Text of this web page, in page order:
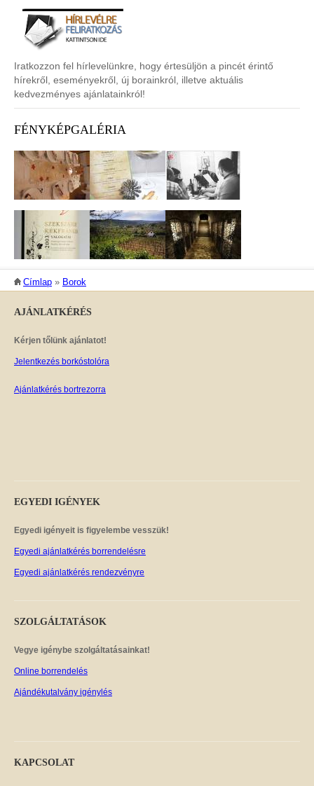
Iratkozzon fel hírlevelünkre, hogy értesüljön a pincét érintő
hírekről, eseményekről, új borainkról, illetve aktuális
kedvezményes ajánlatainkról!
FÉNYKÉPGALÉRIA
JELENLEGI HELY
Címlap » Borok
AJÁNLATKÉRÉS
Kérjen tőlünk ajánlatot!
Jelentkezés borkóstolóra
Ajánlatkérés bortrezorra
EGYEDI IGÉNYEK
Egyedi igényeit is figyelembe vesszük!
Egyedi ajánlatkérés borrendelésre
Egyedi ajánlatkérés rendezvényre
SZOLGÁLTATÁSOK
Vegye igénybe szolgáltatásainkat!
Online borrendelés
Ajándékutalvány igénylés
KAPCSOLAT